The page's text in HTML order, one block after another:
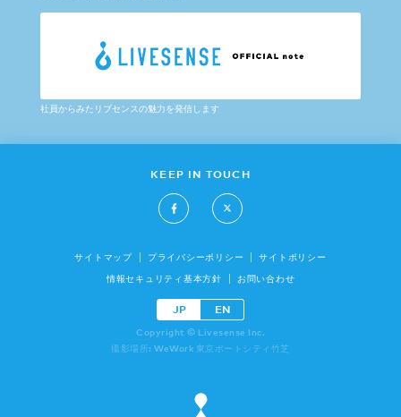
社員からみたリブセンスの魅力を発信します
KEEP IN TOUCH
サイトマップ プライバシーポリシー サイトポリシー
情報セキュリティ基本方針 お問い合わせ
JP EN
Copyright © Livesense Inc.
撮影場所: WeWork 東京ポートシティ竹芝